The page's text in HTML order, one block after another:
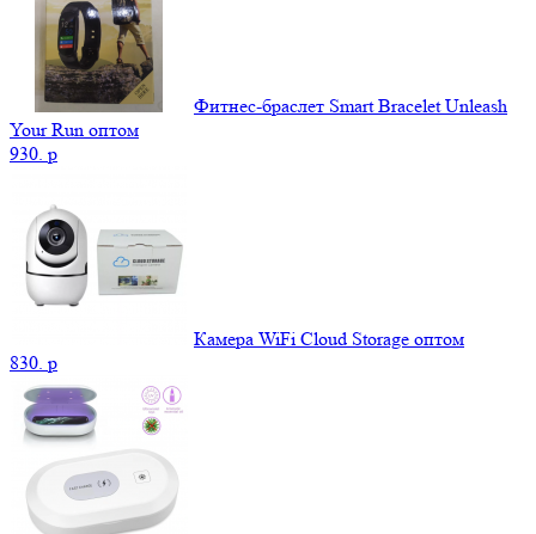
Фитнес-браслет Smart Bracelet Unleash
Your Run оптом
930. p
Камера WiFi Cloud Storage оптом
830. p